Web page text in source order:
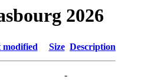
2026
modified Size Description
-